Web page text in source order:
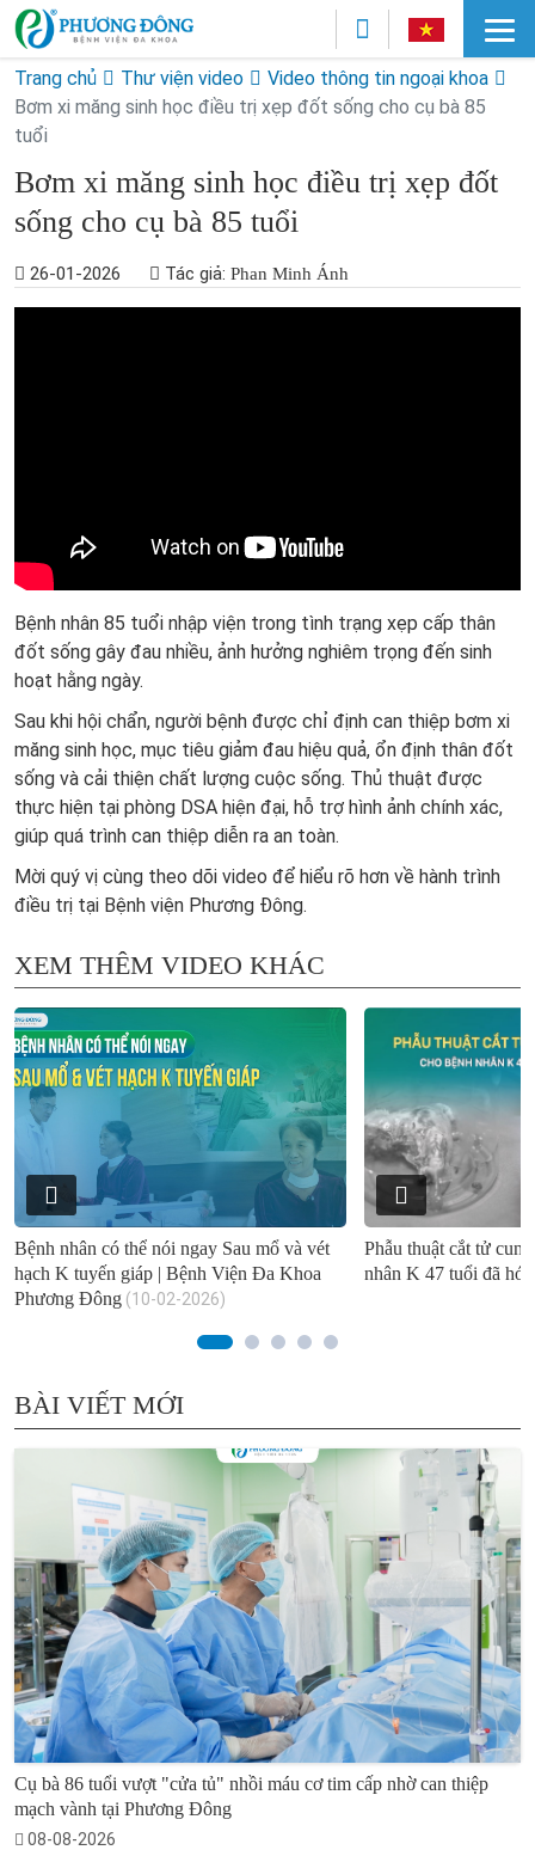
Trang chủ Thư viện video
Video thông tin ngoại khoa
Bơm xi măng sinh học điều trị xẹp đốt sống cho cụ bà 85
tuổi
Bơm xi măng sinh học điều trị xẹp đốt
sống cho cụ bà 85 tuổi
26-01-2026 Tác giả: Phan Minh Ánh
Bệnh nhân 85 tuổi nhập viện trong tình trạng xẹp cấp thân
đốt sống gây đau nhiều, ảnh hưởng nghiêm trọng đến sinh
hoạt hằng ngày.
Sau khi hội chẩn, người bệnh được chỉ định can thiệp bơm xi
măng sinh học, mục tiêu giảm đau hiệu quả, ổn định thân đốt
sống và cải thiện chất lượng cuộc sống. Thủ thuật được
thực hiện tại phòng DSA hiện đại, hỗ trợ hình ảnh chính xác,
giúp quá trình can thiệp diễn ra an toàn.
Mời quý vị cùng theo dõi video để hiểu rõ hơn về hành trình
điều trị tại Bệnh viện Phương Đông.
XEM THÊM VIDEO KHÁC
Bệnh nhân có thể nói ngay Sau mổ và vét
hạch K tuyến giáp | Bệnh Viện Đa Khoa
Phương Đông (10-02-2026)
Phẫu thuật cắt tử
nhân K 47 tuổi đã
BÀI VIẾT MỚI
Cụ bà 86 tuổi vượt "cửa tủ" nhồi máu cơ tim cấp nhờ can thiệp
mạch vành tại Phương Đông
08-08-2026